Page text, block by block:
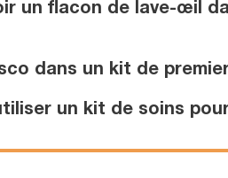
un flacon de lave-œil
dans un kit de
un kit de soins